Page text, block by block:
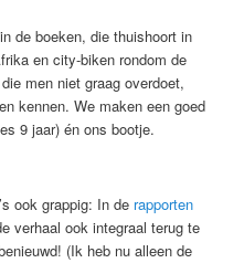
de boeken, die thuishoort in
en city-biken rondom de
men niet graag overdoet,
kennen. We maken een goed
9 jaar) én ons bootje.
ook grappig: In de rapporten
verhaal ook integraal terug te
(Ik heb nu alleen de